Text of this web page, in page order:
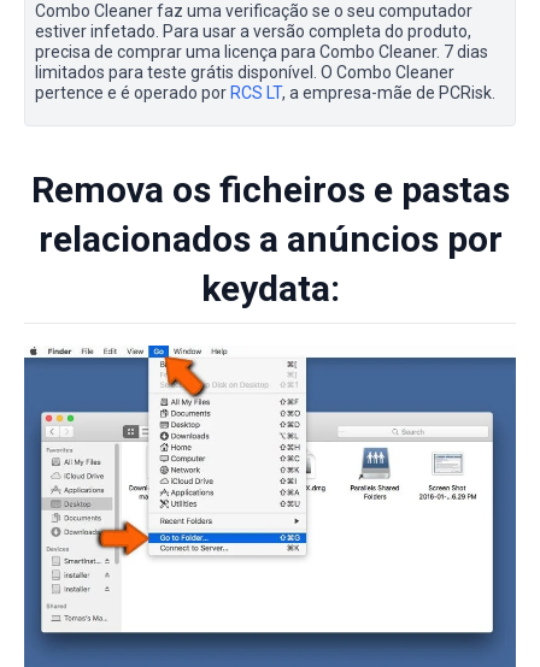
Combo Cleaner faz uma verificação se o seu computador
estiver infetado. Para usar a versão completa do produto,
precisa de comprar uma licença para Combo Cleaner. 7 dias
limitados para teste grátis disponível. O Combo Cleaner
pertence e é operado por RCS LT, a empresa-mãe de PCRisk.
Remova os ficheiros e pastas
relacionados a anúncios por
keydata: